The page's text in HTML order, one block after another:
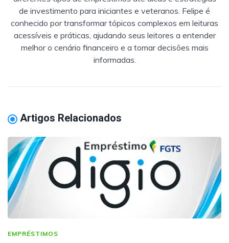
de investimento para iniciantes e veteranos. Felipe é
conhecido por transformar tópicos complexos em leituras
acessíveis e práticas, ajudando seus leitores a entender
melhor o cenário financeiro e a tomar decisões mais
informadas.
Artigos Relacionados
EMPRÉSTIMOS